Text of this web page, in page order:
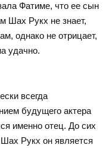
Фатиме, что ее сын
Шах Рукх не знает,
однако не отрицает,
удачно.
всегда
будущего актера
именно отец. До сих
Рукх он является